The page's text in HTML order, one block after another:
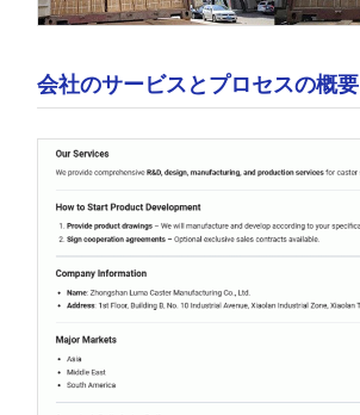
会社のサービスとプロセスの概要